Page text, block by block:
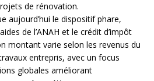
de rénovation.
aujourd’hui le dispositif phare,
de l’ANAH et le crédit d’impôt
montant varie selon les revenus du
entrepris, avec un focus
globales améliorant